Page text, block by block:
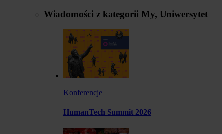
Wiadomości z kategorii My, Uniwersytet
Konferencje
HumanTech Summit 2026